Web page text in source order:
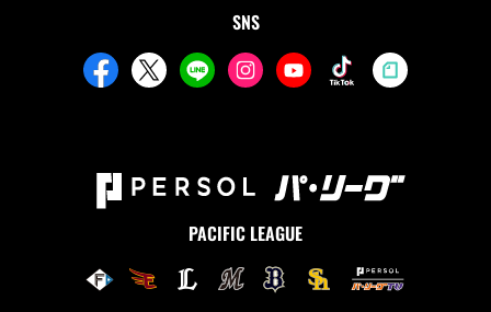
SNS
PACIFIC LEAGUE